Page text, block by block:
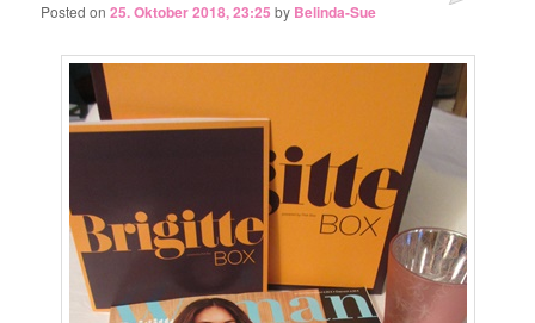
Posted on25. Oktober 2018, 23:25 by Belinda-Sue